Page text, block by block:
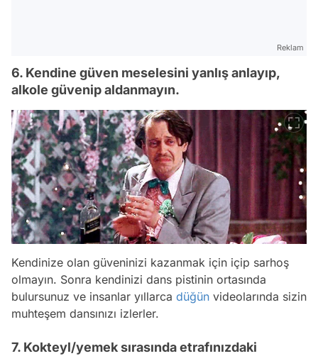
Reklam
6. Kendine güven meselesini yanlış anlayıp,
alkole güvenip aldanmayın.
Kendinize olan güveninizi kazanmak için içip sarhoş
olmayın. Sonra kendinizi dans pistinin ortasında
bulursunuz ve insanlar yıllarca düğün videolarında sizin
muhteşem dansınızı izlerler.
7. Kokteyl/yemek sırasında etrafınızdaki